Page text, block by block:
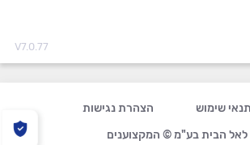
V7.0.77
תנאי שימוש
הצהרת נגישות
לאל הבית בע"מ © המקצוענים